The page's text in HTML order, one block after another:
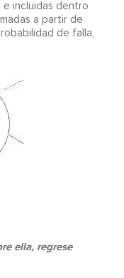
incluidas dentro
a partir de
de falla,
ella, regrese